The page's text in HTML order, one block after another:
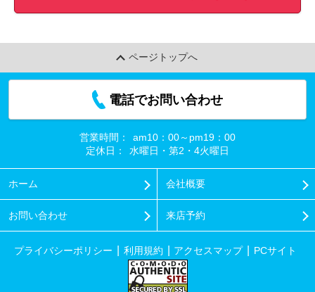
ページトップへ
電話でお問い合わせ
営業時間：
am10：00～pm19：00
定休日：
水曜日・第2・4火曜日
ホーム 会社概要
お問い合わせ 来店予約
プライバシーポリシー 利用規約 アクセスマップ PCサイト